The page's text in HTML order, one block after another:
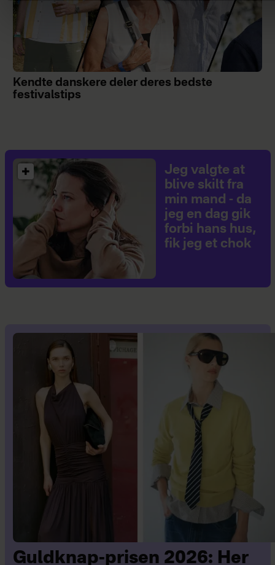
Kendte danskere deler deres bedste
festivalstips
Jeg valgte at
blive skilt fra
min mand - da
jeg en dag gik
forbi hans hus,
fik jeg et chok
Guldknap-prisen 2026: Her